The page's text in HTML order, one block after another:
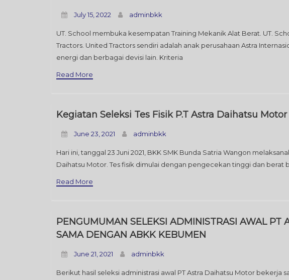
July 15, 2022 adminbkk
UT. School membuka kesempatan Training Mekanik Alat Berat. UT.
Tractors. United Tractors sendiri adalah anak perusahaan Astra
energi dan berbagai devisi lain. Kriteria
Read More
Kegiatan Seleksi Tes Fisik P.T Astra Daihatsu
June 23, 2021 adminbkk
Hari ini, tanggal 23 Juni 2021, BKK SMK Bunda Satria Wangon
Daihatsu Motor. Tes fisik dimulai dengan pengecekan tinggi dan berat
Read More
PENGUMUMAN SELEKSI ADMINISTRASI AWAL PT
SAMA DENGAN ABKK KEBUMEN
June 21, 2021 adminbkk
Berikut hasil seleksi administrasi awal PT Astra Daihatsu Motor bekerja